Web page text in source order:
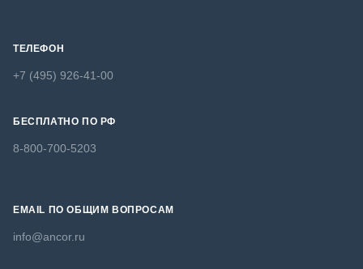
ТЕЛЕФОН
+7 (495) 926-41-00
БЕСПЛАТНО ПО РФ
8-800-700-5203
EMAIL ПО ОБЩИМ ВОПРОСАМ
info@ancor.ru